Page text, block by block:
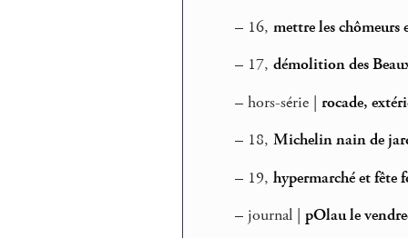
– 16, mettre les chômeurs
– 17, démolition des
– hors-série | rocade,
– 18, Michelin nain de
– 19, hypermarché et fête
– journal | pOlau le